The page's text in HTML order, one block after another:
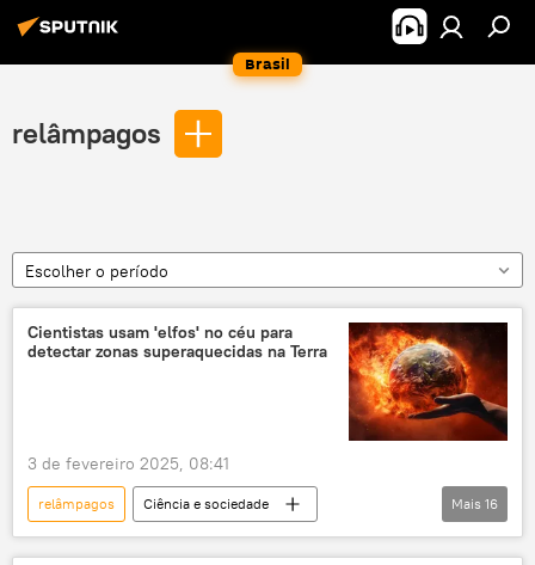
Brasil
relâmpagos
Escolher o período
Cientistas usam 'elfos' no céu para
detectar zonas superaquecidas na Terra
3 de fevereiro 2025, 08:41
relâmpagos
Ciência e sociedade
Ciência e Tecnologia
Mais 16